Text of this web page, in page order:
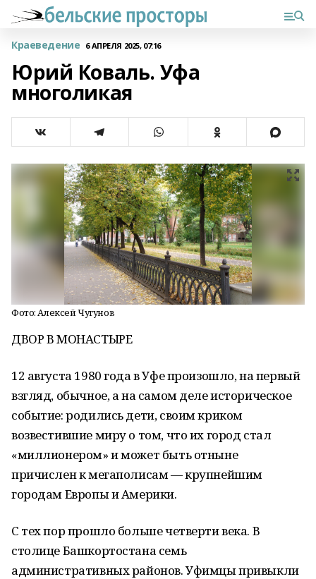
Краеведение 6 АПРЕЛЯ 2025, 07:16
Юрий Коваль. Уфа
многоликая
Фото: Алексей Чугунов
ДВОР В МОНАСТЫРЕ
12 августа 1980 года в Уфе произошло, на первый
взгляд, обычное, а на самом деле историческое
событие: родились дети, своим криком
возвестившие миру о том, что их город стал
«миллионером» и может быть отныне
причислен к мегаполисам — крупнейшим
городам Европы и Америки.
С тех пор прошло больше четверти века. В
столице Башкортостана семь
административных районов. Уфимцы привыкли